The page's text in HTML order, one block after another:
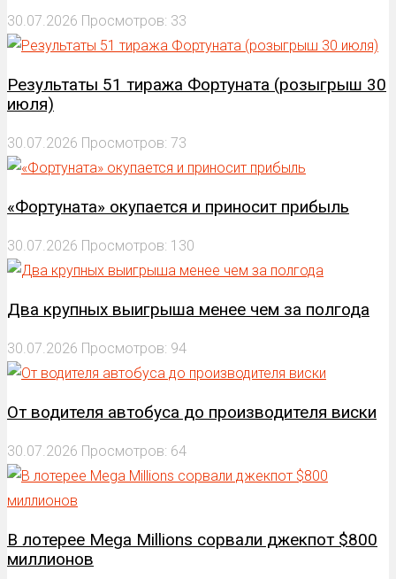
30.07.2026 Просмотров: 33
Результаты 51 тиража Фортуната (розыгрыш 30
июля)
30.07.2026 Просмотров: 73
«Фортуната» окупается и приносит прибыль
30.07.2026 Просмотров: 130
Два крупных выигрыша менее чем за полгода
30.07.2026 Просмотров: 94
От водителя автобуса до производителя виски
30.07.2026 Просмотров: 64
В лотерее Mega Millions сорвали джекпот $800
миллионов